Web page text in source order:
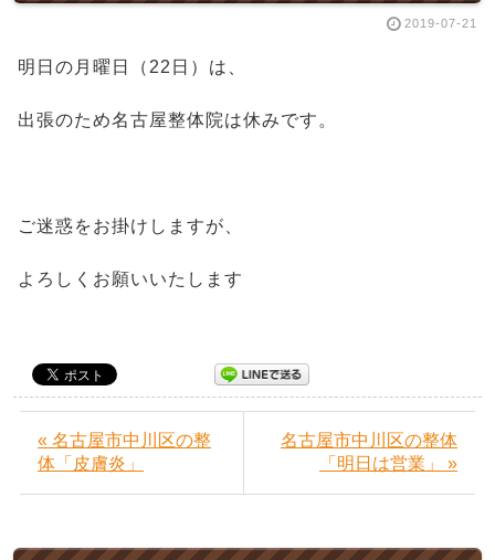
2019-07-21
明日の月曜日（22日）は、
出張のため名古屋整体院は休みです。
ご迷惑をお掛けしますが、
よろしくお願いいたします
« 名古屋市中川区の整
体「皮膚炎」
名古屋市中川区の整体
「明日は営業」 »